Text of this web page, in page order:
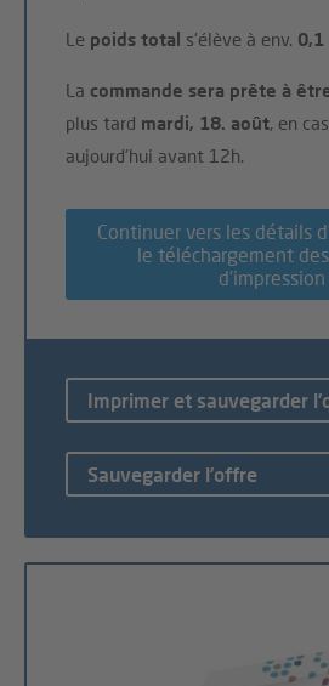
Le poids total s'élève à env. 0,1
La commande sera prête à
plus tard mardi, 18. août, en
aujourd'hui avant 12h.
Continuer vers les détails
le téléchargement
d’impression
Imprimer et sauvegarder
Sauvegarder l’offre